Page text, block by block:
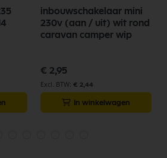
inbouwschakelaar mini
230v (aan / uit) wit rond
caravan camper wip
€ 2,95
€ 2,44
In winkelwagen